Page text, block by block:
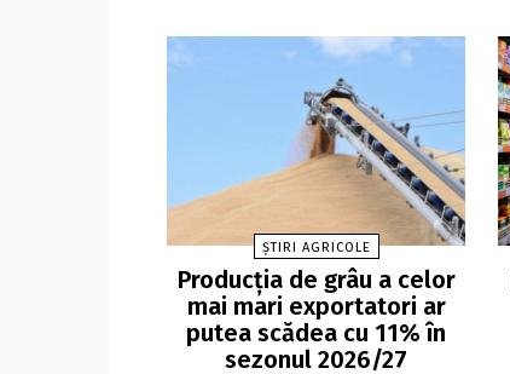
ȘTIRI AGRICOLE
Producția de grâu a celor
mai mari exportatori ar
putea scădea cu 11% în
sezonul 2026/27